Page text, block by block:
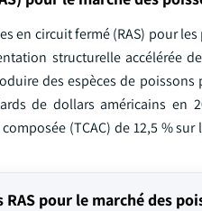
en circuit fermé (RAS) pour
structurelle accélérée
des espèces de
de dollars américains en
(TCAC) de 12,5 %
pour le marché des